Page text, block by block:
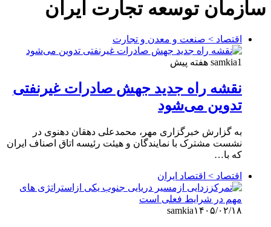
سازمان توسعه تجارت ایران
اقتصاد > صنعت و معدن و تجارت
samkia1 هفته پیش
نقشه راه جدید جهش صادرات غیرنفتی
تدوین می‌شود
به گزارش خبرگزاری مهر، محمدعلی دهقان دهنوی در
نشست مشترک با نمایندگان و هیئت‌ رئیسه اتاق اصناف ایران
که با…
اقتصاد > اقتصاد ایران
samkia۱۴۰۵/۰۲/۱۸